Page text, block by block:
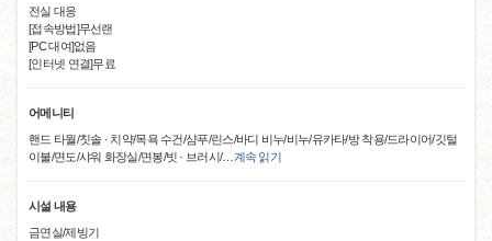
전실 대응
[접속방법]무선랜
[PC 대여]없음
[인터넷 연결]무료
어메니티
핸드 타월/칫솔 · 치약/목욕 수건/샴푸/린스/바디 비누/비누/유카타/방 착용/드라이어/깃털
이불/면도/샤워 화장실/면봉/빗 · 브러시/… 계속 읽기
시설 내용
금연실/제빙기